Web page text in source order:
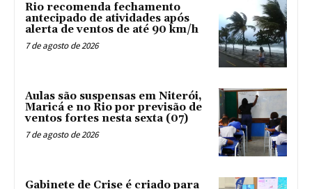
Rio recomenda fechamento
antecipado de atividades após
alerta de ventos de até 90 km/h
7 de agosto de 2026
Aulas são suspensas em Niterói,
Maricá e no Rio por previsão de
ventos fortes nesta sexta (07)
7 de agosto de 2026
Gabinete de Crise é criado para